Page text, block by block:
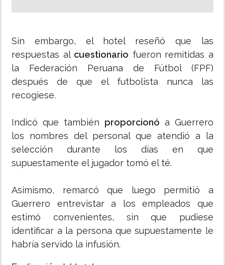
Sin embargo, el hotel reseñó que las
respuestas al cuestionario fueron remitidas a
la Federación Peruana de Fútbol (FPF)
después de que el futbolista nunca las
recogiese.
Indicó que también proporcionó a Guerrero
los nombres del personal que atendió a la
selección durante los días en que
supuestamente el jugador tomó el té.
Asimismo, remarcó que luego permitió a
Guerrero entrevistar a los empleados que
estimó convenientes, sin que pudiese
identificar a la persona que supuestamente le
habría servido la infusión.